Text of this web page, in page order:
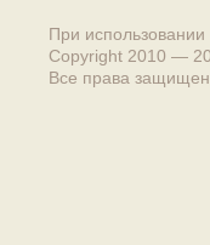
При
Copyright 2010 —
Все права